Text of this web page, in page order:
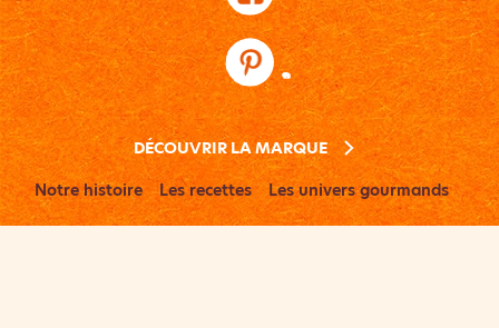
DÉCOUVRIR LA MARQUE
Notre histoire
Les recettes
Les univers gourmands